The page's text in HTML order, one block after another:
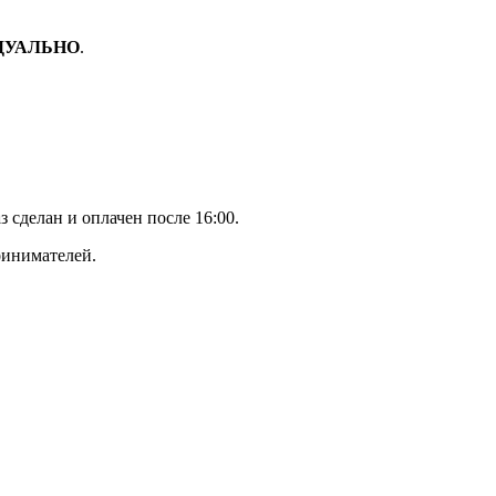
.
сделан и оплачен после 16:00.